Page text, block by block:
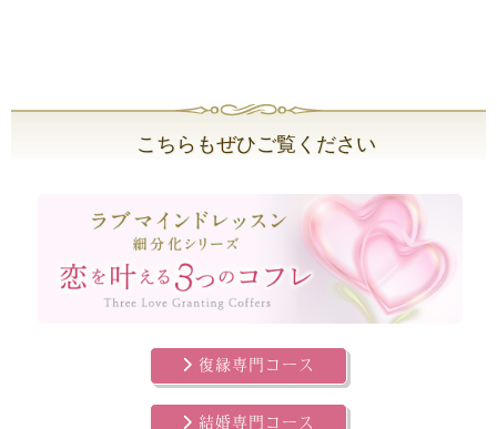
こちらもぜひご覧ください
復縁専門コース
結婚専門コース